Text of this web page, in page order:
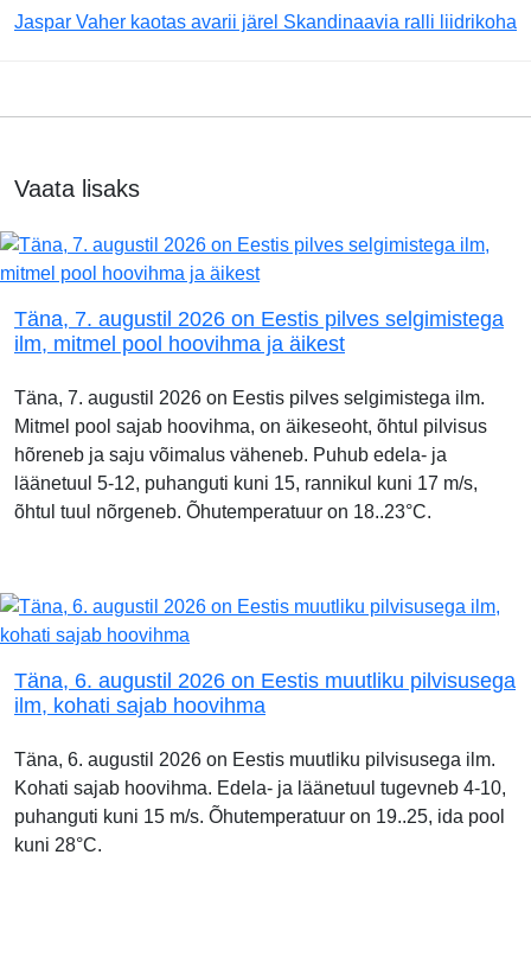
Jaspar Vaher kaotas avarii järel Skandinaavia ralli liidrikoha
Vaata lisaks
Täna, 7. augustil 2026 on Eestis pilves selgimistega
ilm, mitmel pool hoovihma ja äikest
Täna, 7. augustil 2026 on Eestis pilves selgimistega ilm.
Mitmel pool sajab hoovihma, on äikeseoht, õhtul pilvisus
hõreneb ja saju võimalus väheneb. Puhub edela- ja
läänetuul 5-12, puhanguti kuni 15, rannikul kuni 17 m/s,
õhtul tuul nõrgeneb. Õhutemperatuur on 18..23°C.
Täna, 6. augustil 2026 on Eestis muutliku pilvisusega
ilm, kohati sajab hoovihma
Täna, 6. augustil 2026 on Eestis muutliku pilvisusega ilm.
Kohati sajab hoovihma. Edela- ja läänetuul tugevneb 4-10,
puhanguti kuni 15 m/s. Õhutemperatuur on 19..25, ida pool
kuni 28°C.